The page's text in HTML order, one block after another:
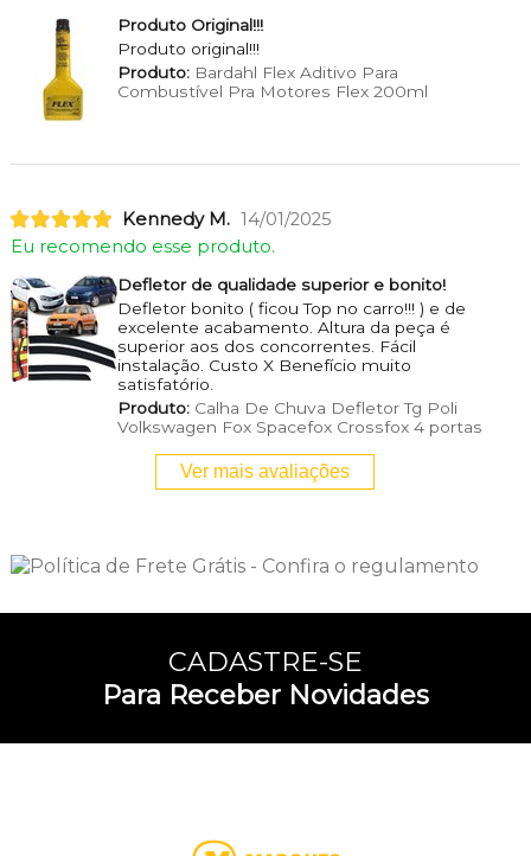
Produto Original!!!
Produto original!!!
Produto:Bardahl Flex Aditivo Para
Combustível Pra Motores Flex 200ml
Kennedy M. 14/01/2025
Eu recomendo esse produto.
Defletor de qualidade superior e bonito!
Defletor bonito ( ficou Top no carro!!! ) e de
excelente acabamento. Altura da peça é
superior aos dos concorrentes. Fácil
instalação. Custo X Benefício muito
satisfatório.
Produto:Calha De Chuva Defletor Tg Poli
Volkswagen Fox Spacefox Crossfox 4 portas
Ver mais avaliações
CADASTRE-SE
Para Receber Novidades